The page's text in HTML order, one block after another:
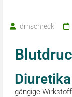
drnschreck
gängige